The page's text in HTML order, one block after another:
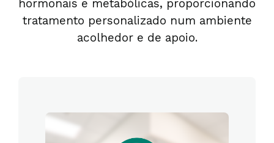
hormonais e metabólicas, proporcionando
tratamento personalizado num ambiente
acolhedor e de apoio.